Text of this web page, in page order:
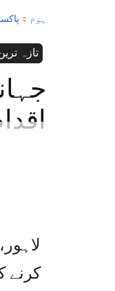
ہوم
تازہ
کرنے